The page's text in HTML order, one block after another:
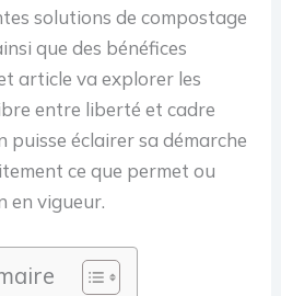
solutions de compostage
que des bénéfices
article va explorer les
entre liberté et cadre
puisse éclairer sa démarche
ce que permet ou
en vigueur.